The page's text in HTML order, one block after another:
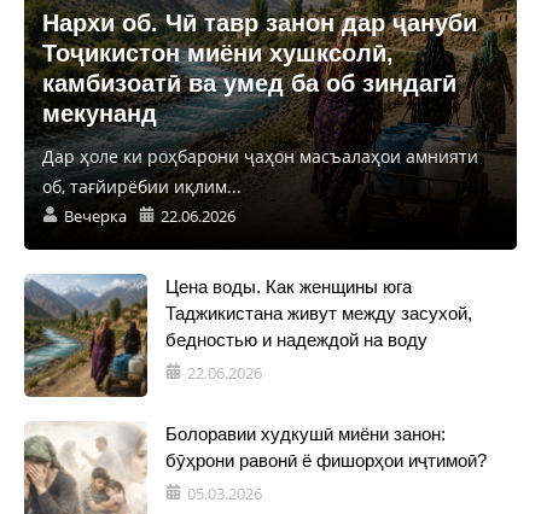
Нархи об. Чӣ тавр занон дар ҷануби
Тоҷикистон миёни хушксолӣ,
камбизоатӣ ва умед ба об зиндагӣ
мекунанд
Дар ҳоле ки роҳбарони ҷаҳон масъалаҳои амнияти
об, тағйирёбии иқлим...
Вечерка 22.06.2026
Цена воды. Как женщины юга
Таджикистана живут между засухой,
бедностью и надеждой на воду
22.06.2026
Болоравии худкушӣ миёни занон:
бӯҳрони равонӣ ё фишорҳои иҷтимоӣ?
05.03.2026